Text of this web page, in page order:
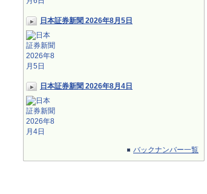
日本証券新聞 2026年8月5日
日本証券新聞 2026年8月4日
バックナンバー一覧